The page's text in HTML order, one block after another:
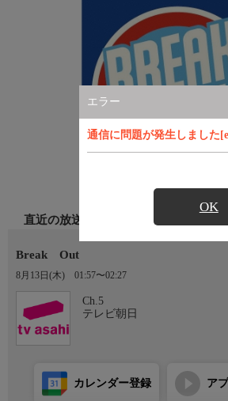
エラー
通信に問題が発生しました
OK
直近の放送
Break Out
8月13日(木) 01:57〜02:27
Ch.5
テレビ朝日
カレンダー登録 ア